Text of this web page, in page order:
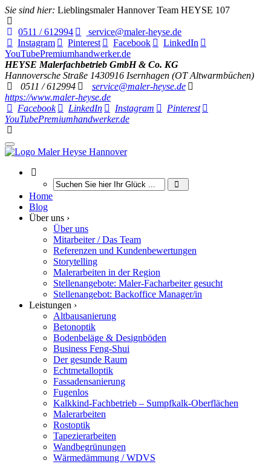
Sie sind hier: Lieblingsmaler Hannover Team HEYSE 107
0511 / 612994
service@maler-heyse.de
Instagram
Pinterest Facebook
LinkedIn
YouTubePremiumhandwerker.de
HEYSE Malerfachbetrieb GmbH & Co. KG
Hannoversche Straße 1430916 Isernhagen (OT Altwarmbüchen)
0511 / 612994
service@maler-heyse.de
https://www.maler-heyse.de
Facebook
LinkedIn Instagram
Pinterest
YouTubePremiumhandwerker.de
Home
Blog
Über uns ›
Über uns
Mitarbeiter / Das Team
Referenzen und Kundenbewertungen
Storytelling
Malerarbeiten in der Region
Stellenangebote: Maler-Facharbeiter gesucht
Stellenangebot: Backoffice Manager/in
Leistungen ›
Altbausanierung
Betonoptik
Bodenbeläge & Designböden
Business Feng-Shui
Der gesunde Raum
Echtmetalloptik
Fassadensanierung
Fugenlos
Kalkkind-Fachbetrieb – Sumpfkalk-Oberflächen
Malerarbeiten
Rostoptik
Tapezierarbeiten
Wandbegrünungen
Wärmedämmung / WDVS